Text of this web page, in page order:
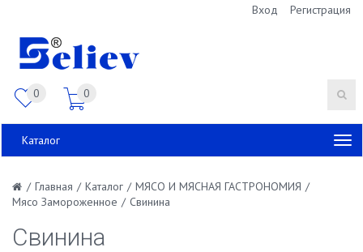
Вход Регистрация
0 0
Каталог
/ Главная / Каталог / МЯСО И МЯСНАЯ ГАСТРОНОМИЯ /
Мясо Замороженное / Свинина
Свинина